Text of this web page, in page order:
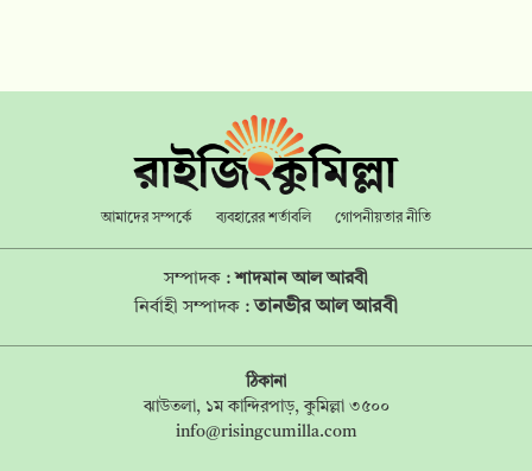
আমাদের সম্পর্কে ব্যবহারের শর্তাবলি গোপনীয়তার নীতি
সম্পাদক :শাদমান আল আরবী
নির্বাহী সম্পাদক : তানভীর আল আরবী
ঠিকানা
ঝাউতলা, ১ম কান্দিরপাড়, কুমিল্লা ৩৫০০
info@risingcumilla.com